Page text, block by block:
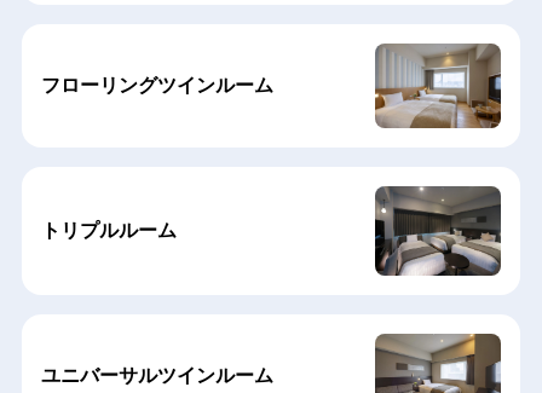
フローリングツインルーム
トリプルルーム
ユニバーサルツインルーム